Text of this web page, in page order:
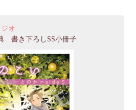
オ
書き下ろしSS小冊子